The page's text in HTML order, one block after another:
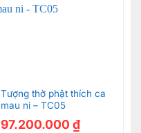
Tượng thờ phật thích ca
mau ni – TC05
97.200.000 ₫